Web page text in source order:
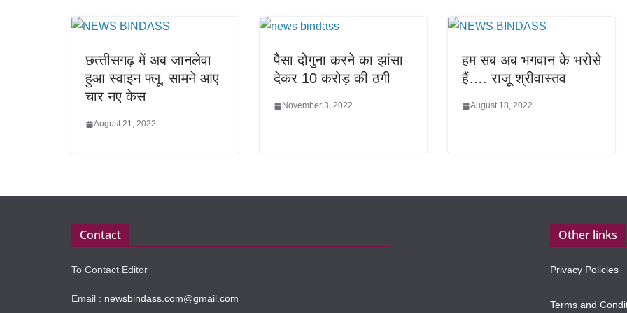
छत्‍तीसगढ़ में अब जानलेवा
हुआ स्वाइन फ्लू, सामने आए
चार नए केस
August 21, 2022
पैसा दोगुना करने का झांसा
देकर 10 करोड़ की ठगी
November 3, 2022
हम सब अब भगवान के भरोसे
हैं…. राजू श्रीवास्तव
August 18, 2022
Contact
To Contact Editor
Email : newsbindass.com@gmail.com
Other links
Privacy Policies
Terms and